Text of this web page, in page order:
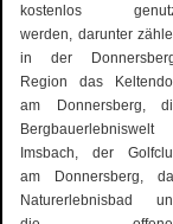
kostenlos
werden, darunter
in der
Region das
am Donnersberg,
Bergbauerlebniswelt
Imsbach, der
am Donnersberg,
Naturerlebnisbad